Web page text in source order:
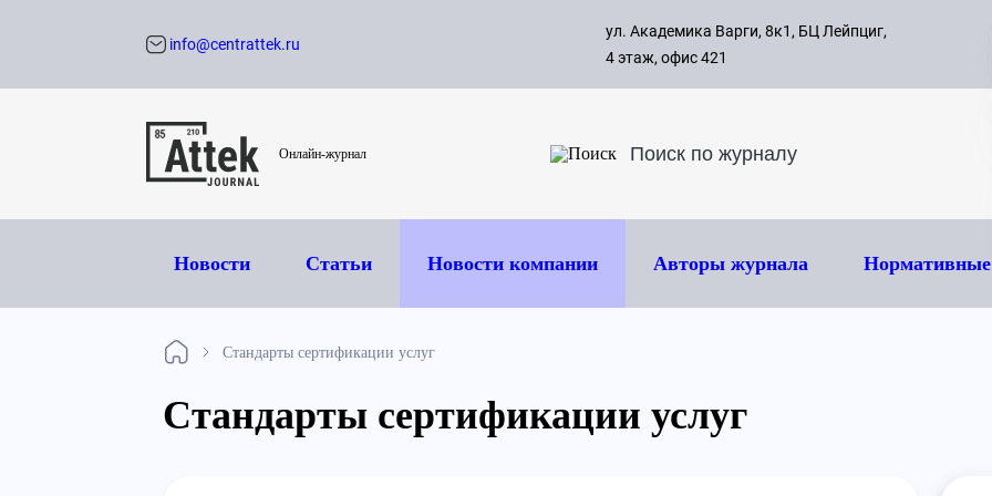
с 09:00
8 495
info@centrattek.ru
ул. Академика Варги, 8к1, БЦ Лейпциг,
4 этаж, офис 421
Онлайн-журнал
Новости Статьи Новости компании Авторы журнала
Стандарты сертификации услуг
Стандарты сертификации услуг